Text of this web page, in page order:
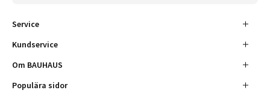
Service
Kundservice
Om BAUHAUS
Populära sidor